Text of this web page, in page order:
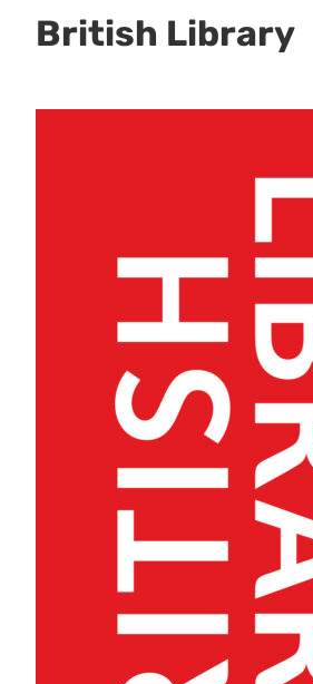
British Library